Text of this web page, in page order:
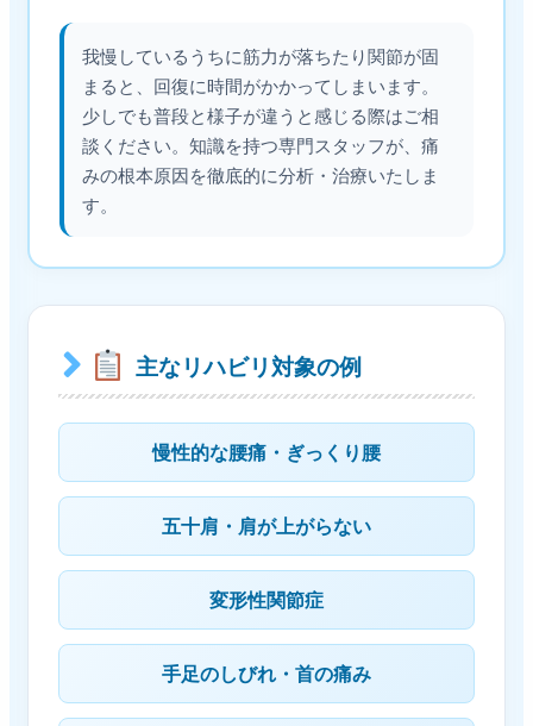
我慢しているうちに筋力が落ちたり関節が固
まると、回復に時間がかかってしまいます。
少しでも普段と様子が違うと感じる際はご相
談ください。知識を持つ専門スタッフが、痛
みの根本原因を徹底的に分析・治療いたしま
す。
主なリハビリ対象の例
慢性的な腰痛・ぎっくり腰
五十肩・肩が上がらない
変形性関節症
手足のしびれ・首の痛み